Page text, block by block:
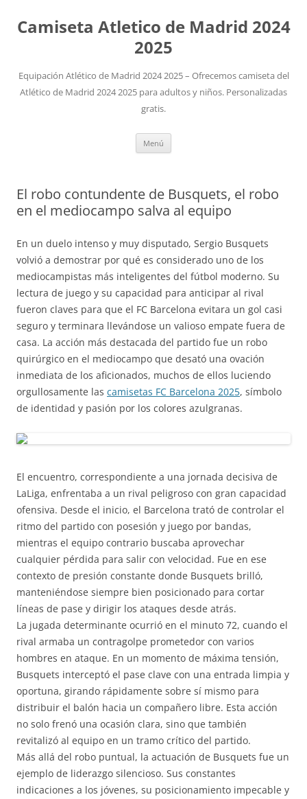
Camiseta Atletico de Madrid 2024
2025
Equipación Atlético de Madrid 2024 2025 – Ofrecemos camiseta del
Atlético de Madrid 2024 2025 para adultos y niños. Personalizadas
gratis.
Menú
El robo contundente de Busquets, el robo
en el mediocampo salva al equipo
En un duelo intenso y muy disputado, Sergio Busquets
volvió a demostrar por qué es considerado uno de los
mediocampistas más inteligentes del fútbol moderno. Su
lectura de juego y su capacidad para anticipar al rival
fueron claves para que el FC Barcelona evitara un gol casi
seguro y terminara llevándose un valioso empate fuera de
casa. La acción más destacada del partido fue un robo
quirúrgico en el mediocampo que desató una ovación
inmediata de los aficionados, muchos de ellos luciendo
orgullosamente las camisetas FC Barcelona 2025, símbolo
de identidad y pasión por los colores azulgranas.
El encuentro, correspondiente a una jornada decisiva de
LaLiga, enfrentaba a un rival peligroso con gran capacidad
ofensiva. Desde el inicio, el Barcelona trató de controlar el
ritmo del partido con posesión y juego por bandas,
mientras el equipo contrario buscaba aprovechar
cualquier pérdida para salir con velocidad. Fue en ese
contexto de presión constante donde Busquets brilló,
manteniéndose siempre bien posicionado para cortar
líneas de pase y dirigir los ataques desde atrás.
La jugada determinante ocurrió en el minuto 72, cuando el
rival armaba un contragolpe prometedor con varios
hombres en ataque. En un momento de máxima tensión,
Busquets interceptó el pase clave con una entrada limpia y
oportuna, girando rápidamente sobre sí mismo para
distribuir el balón hacia un compañero libre. Esta acción
no solo frenó una ocasión clara, sino que también
revitalizó al equipo en un tramo crítico del partido.
Más allá del robo puntual, la actuación de Busquets fue un
ejemplo de liderazgo silencioso. Sus constantes
indicaciones a los jóvenes, su posicionamiento impecable y